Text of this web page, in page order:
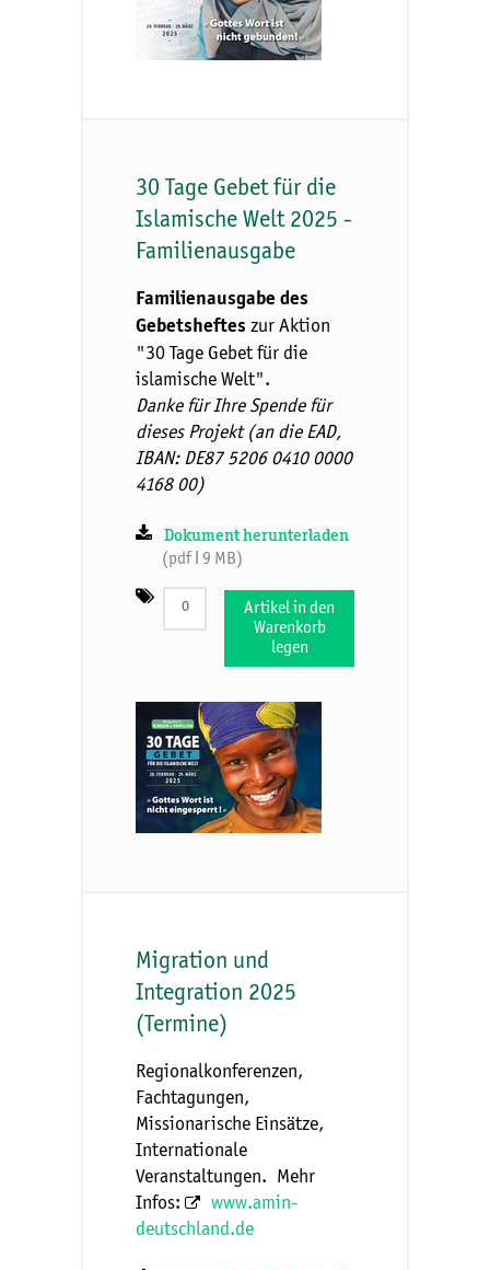
30 Tage Gebet für die
Islamische Welt 2025 -
Familienausgabe
Familienausgabe des
Gebetsheftes zur Aktion
"30 Tage Gebet für die
islamische Welt".
Danke für Ihre Spende für
dieses Projekt (an die EAD,
IBAN: DE87 5206 0410 0000
4168 00)
Dokument herunterladen
(pdf ǀ 9 MB)
Artikel in den
Warenkorb
legen
Migration und
Integration 2025
(Termine)
Regionalkonferenzen,
Fachtagungen,
Missionarische Einsätze,
Internationale
Veranstaltungen. Mehr
Infos:
www.amin-
deutschland.de